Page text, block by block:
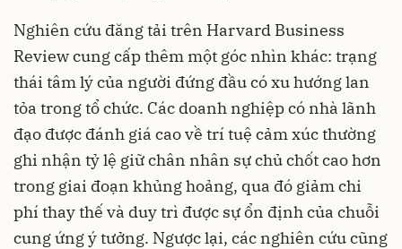
Nghiên cứu đăng tải trên Harvard Business
Review cung cấp thêm một góc nhìn khác: trạng
thái tâm lý của người đứng đầu có xu hướng lan
tỏa trong tổ chức. Các doanh nghiệp có nhà lãnh
đạo được đánh giá cao về trí tuệ cảm xúc thường
ghi nhận tỷ lệ giữ chân nhân sự chủ chốt cao hơn
trong giai đoạn khủng hoảng, qua đó giảm chi
phí thay thế và duy trì được sự ổn định của chuỗi
cung ứng ý tưởng. Ngược lại, các nghiên cứu cũng